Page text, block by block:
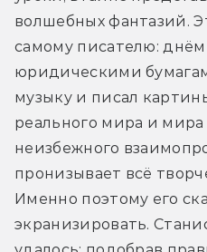
волшебных фантазий.
самому писателю: днём
юридическими
музыку и писал
реального мира и мира
неизбежного
пронизывает всё
Именно поэтому его
экранизировать.